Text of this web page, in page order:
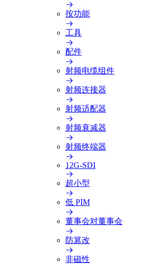
按功能
工具
配件
射频电缆组件
射频连接器
射频适配器
射频衰减器
射频终端器
12G-SDI
超小型
低 PIM
董事会对董事会
防篡改
非磁性